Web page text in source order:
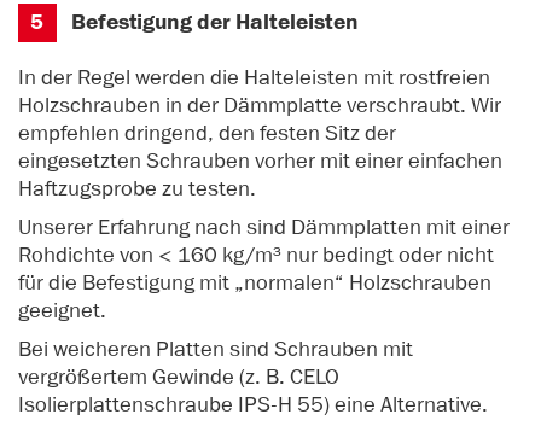
5 Befestigung der Halteleisten
In der Regel werden die Halteleisten mit rostfreien
Holzschrauben in der Dämmplatte verschraubt. Wir
empfehlen dringend, den festen Sitz der
eingesetzten Schrauben vorher mit einer einfachen
Haftzugsprobe zu testen.
Unserer Erfahrung nach sind Dämmplatten mit einer
Rohdichte von < 160 kg/m³ nur bedingt oder nicht
für die Befestigung mit „normalen“ Holzschrauben
geeignet.
Bei weicheren Platten sind Schrauben mit
vergrößertem Gewinde (z. B. CELO
Isolierplattenschraube IPS-H 55) eine Alternative.